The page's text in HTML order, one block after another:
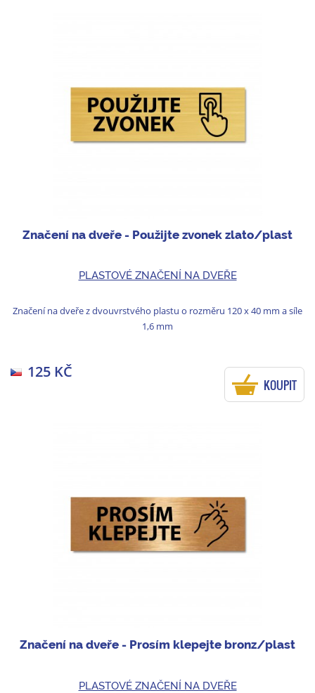
Značení na dveře - Použijte zvonek zlato/plast
PLASTOVÉ ZNAČENÍ NA DVEŘE
Značení na dveře z dvouvrstvého plastu o rozměru 120 x 40 mm a síle
1,6 mm
125 KČ
KOUPIT
Značení na dveře - Prosím klepejte bronz/plast
PLASTOVÉ ZNAČENÍ NA DVEŘE